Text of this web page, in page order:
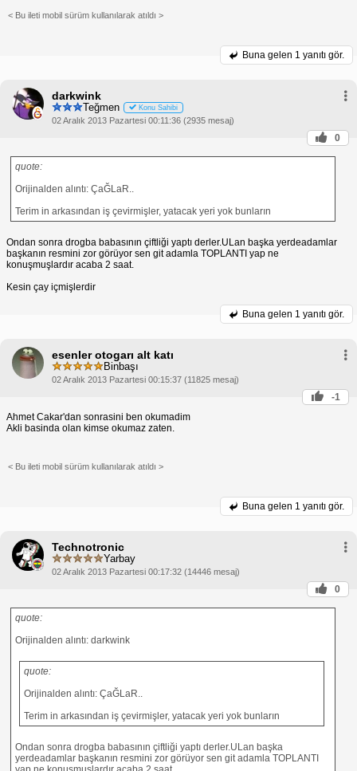
< Bu ileti mobil sürüm kullanılarak atıldı >
Buna gelen 1 yanıtı gör.
darkwink
Teğmen Konu Sahibi
02 Aralık 2013 Pazartesi 00:11:36 (2935 mesaj)
0
quote:
Orijinalden alıntı: ÇaĞLaR..
Terim in arkasından iş çevirmişler, yatacak yeri yok bunların
Ondan sonra drogba babasının çiftliği yaptı derler.ULan başka yerdeadamlar
başkanın resmini zor görüyor sen git adamla TOPLANTI yap ne
konuşmuşlardır acaba 2 saat.
Kesin çay içmişlerdir
Buna gelen 1 yanıtı gör.
esenler otogarı alt katı
Binbaşı
02 Aralık 2013 Pazartesi 00:15:37 (11825 mesaj)
-1
Ahmet Cakar'dan sonrasini ben okumadim
Akli basinda olan kimse okumaz zaten.
< Bu ileti mobil sürüm kullanılarak atıldı >
Buna gelen 1 yanıtı gör.
Technotronic
Yarbay
02 Aralık 2013 Pazartesi 00:17:32 (14446 mesaj)
0
quote:
Orijinalden alıntı: darkwink
quote:
Orijinalden alıntı: ÇaĞLaR..
Terim in arkasından iş çevirmişler, yatacak yeri yok bunların
Ondan sonra drogba babasının çiftliği yaptı derler.ULan başka
yerdeadamlar başkanın resmini zor görüyor sen git adamla TOPLANTI